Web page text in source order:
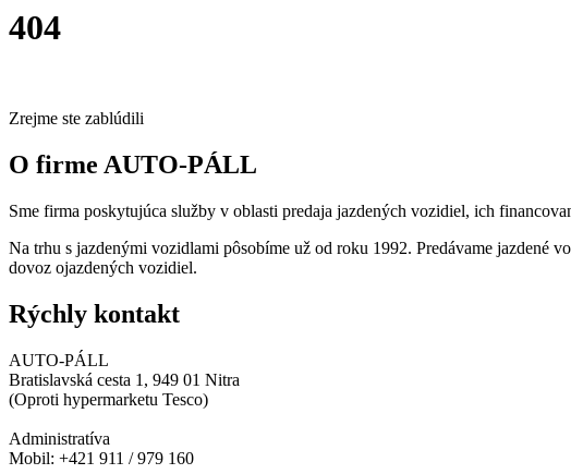
404
Zrejme ste zablúdili
O firme AUTO-PÁLL
Sme firma poskytujúca služby v oblasti predaja jazdených vozidiel, ich
Na trhu s jazdenými vozidlami pôsobíme už od roku 1992. Predávame jazdené
dovoz ojazdených vozidiel.
Rýchly kontakt
AUTO-PÁLL
Bratislavská cesta 1, 949 01 Nitra
(Oproti hypermarketu Tesco)
Administratíva
Mobil: +421 911 / 979 160